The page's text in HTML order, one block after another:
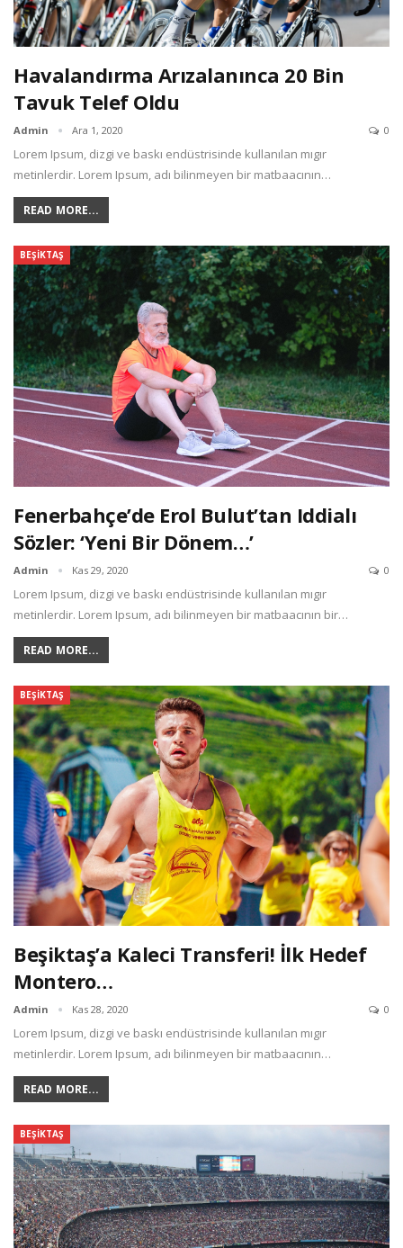
Havalandırma Arızalanınca 20 Bin
Tavuk Telef Oldu
Admin Ara 1, 2020 0
Lorem Ipsum, dizgi ve baskı endüstrisinde kullanılan mıgır
metinlerdir. Lorem Ipsum, adı bilinmeyen bir matbaacının…
READ MORE...
BEŞIKTAŞ
Fenerbahçe’de Erol Bulut’tan Iddialı
Sözler: ‘Yeni Bir Dönem…’
Admin Kas 29, 2020 0
Lorem Ipsum, dizgi ve baskı endüstrisinde kullanılan mıgır
metinlerdir. Lorem Ipsum, adı bilinmeyen bir matbaacının bir…
READ MORE...
BEŞIKTAŞ
Beşiktaş’a Kaleci Transferi! İlk Hedef
Montero…
Admin Kas 28, 2020 0
Lorem Ipsum, dizgi ve baskı endüstrisinde kullanılan mıgır
metinlerdir. Lorem Ipsum, adı bilinmeyen bir matbaacının…
READ MORE...
BEŞIKTAŞ